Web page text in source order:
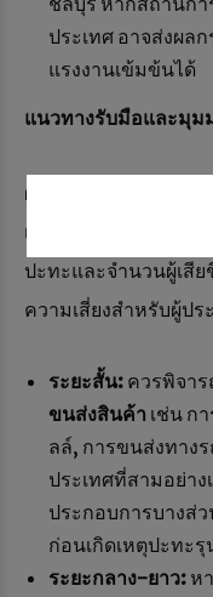
ประเทศ อาจส่งผ
แรงงานเข้มข้นได้
แนวทางรับมือและมุม
ผู้เชี่ยวชาญมองว่าสถ
เหตุการณ์กรณีปราสา
ปะทะและจำนวนผู้เสี
ความเสี่ยงสำหรับผู้ปร
ระยะสั้น: ควรพิจา
ขนส่งสินค้า เช่น ก
ลล์, การขนส่งทาง
ประเทศที่สามอย่า
ประกอบการบางส่
ก่อนเกิดเหตุปะทะรุ
ระยะกลาง-ยาว: ห